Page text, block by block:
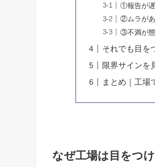
①報告が
②ムラが
③不満が
それでも目を
限界サインを
まとめ｜工場
なぜ工場は目をつ